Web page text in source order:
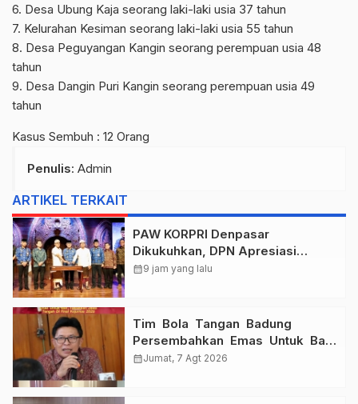
6. Desa Ubung Kaja seorang laki-laki usia 37 tahun
7. Kelurahan Kesiman seorang laki-laki usia 55 tahun
8. Desa Peguyangan Kangin seorang perempuan usia 48
tahun
9. Desa Dangin Puri Kangin seorang perempuan usia 49
tahun
Kasus Sembuh : 12 Orang
Penulis: Admin
ARTIKEL TERKAIT
PAW KORPRI Denpasar
Dikukuhkan, DPN Apresiasi
“Sembagi Arutala” untuk Lindungi
calendar_month9 jam yang lalu
Tim Bola Tangan Badung
Persembahkan Emas Untuk Bali
, Taklukkan Jawa Tengah Di
calendar_monthJumat, 7 Agt 2026